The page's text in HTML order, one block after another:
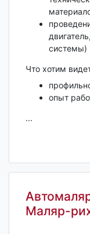
системы)
Что хотим
опыт
...
Маляр-